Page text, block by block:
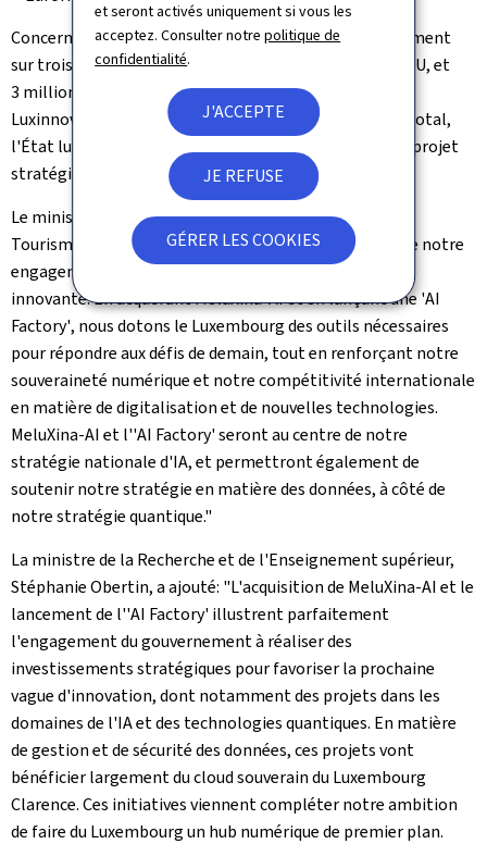
et seront activés uniquement si vous les
acceptez. Consulter notrepolitique de
confidentialité.
J'ACCEPTE
JE REFUSE
GÉRER LES COOKIES
Concernant le voletAI Factory, les frais de fonctionnement
sur trois ans (dont 50% seront couverts par EuroHPC JU, et
3 millions d'euros sont issus des fonds propres de
Luxinnovation
) sont estimés à 14 millions d'euros. Au total,
l'État luxembourgeois s'engage donc à co-financer ce projet
stratégique
à hauteur de 60 millions d'euros.
Le ministre de l'Économie, des PME, de L'Énergie et du
Tourisme, Les Delles, a déclaré: "Ce projet témoigne de notre
engagement en faveur d'une économie numérique et
innovante. En acquérant MeluXina-AI et en lançant une 'AI
Factory', nous dotons le Luxembourg des outils nécessaires
pour répondre aux défis de demain, tout en renforçant notre
souveraineté numérique et notre compétitivité internationale
en matière de digitalisation et de nouvelles technologies.
MeluXina-AI et l''AI Factory'seront au centre de notre
stratégie nationale d'IA, et permettront également de
soutenir notre stratégie en matière des données, à côté de
notre stratégie quantique."
La ministre de la Recherche et de l'Enseignement supérieur,
Stéphanie Obertin, a ajouté: "L'acquisition de MeluXina-AI et le
lancement de l''AI Factory'illustrent parfaitement
l'engagement du gouvernement à réaliser des
investissements stratégiques pour favoriser la prochaine
vague d'innovation, dont notamment des projets dans les
domaines de l'IA et des technologies quantiques. En matière
de gestion et de sécurité des données, ces projets vont
bénéficier largement du cloud souverain du Luxembourg
Clarence. Ces initiatives viennent compléter notre ambition
de faire du Luxembourg un hub numérique de premier plan.